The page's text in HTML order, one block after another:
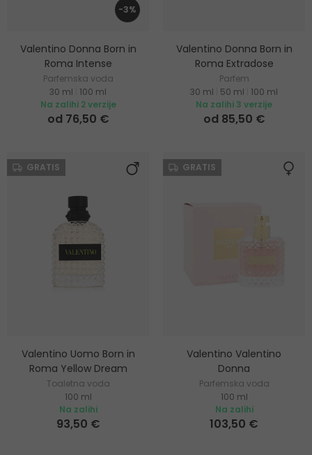
-3%
Valentino Donna Born in
Roma Intense
Parfemska voda
30 ml
100 ml
Na zalihi 2 verzije
od 76,50 €
Valentino Donna Born in
Roma Extradose
Parfem
30 ml
50 ml
100 ml
Na zalihi 3 verzije
od 85,50 €
GRATIS
Valentino Uomo Born in
Roma Yellow Dream
Toaletna voda
100 ml
Na zalihi
93,50 €
GRATIS
Valentino Valentino
Donna
Parfemska voda
100 ml
Na zalihi
103,50 €